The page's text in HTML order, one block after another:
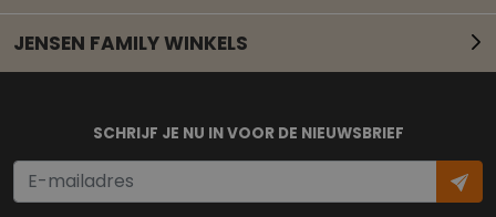
Mail onze klantenservice
JENSEN FAMILY WINKELS
SCHRIJF JE NU IN VOOR DE NIEUWSBRIEF